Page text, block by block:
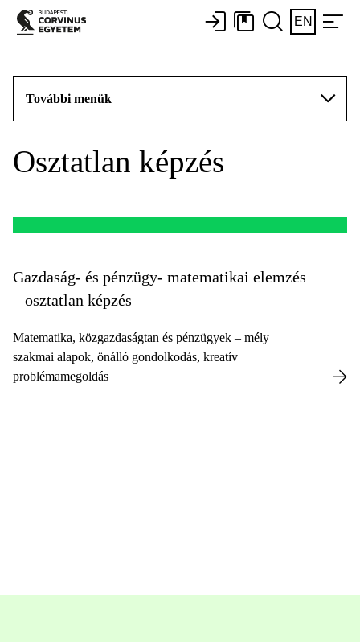
EN
További menük
Osztatlan képzés
Gazdaság- és pénzügy- matematikai elemzés
– osztatlan képzés
Matematika, közgazdaságtan és pénzügyek – mély
szakmai alapok, önálló gondolkodás, kreatív
problémamegoldás